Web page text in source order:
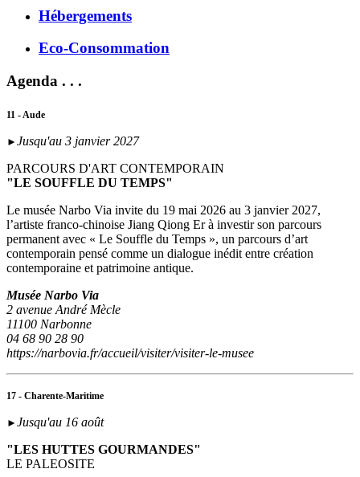
Hébergements
Eco-Consommation
Agenda . . .
11 - Aude
► Jusqu'au 3 janvier 2027
PARCOURS D'ART CONTEMPORAIN
"LE SOUFFLE DU TEMPS"
Le musée Narbo Via invite du 19 mai 2026 au 3 janvier 2027,
l’artiste franco-chinoise Jiang Qiong Er à investir son parcours
permanent avec « Le Souffle du Temps », un parcours d’art
contemporain pensé comme un dialogue inédit entre création
contemporaine et patrimoine antique.
Musée Narbo Via
2 avenue André Mècle
11100 Narbonne
04 68 90 28 90
https://narbovia.fr/accueil/visiter/visiter-le-musee
17 - Charente-Maritime
► Jusqu'au 16 août
"LES HUTTES GOURMANDES"
LE PALEOSITE